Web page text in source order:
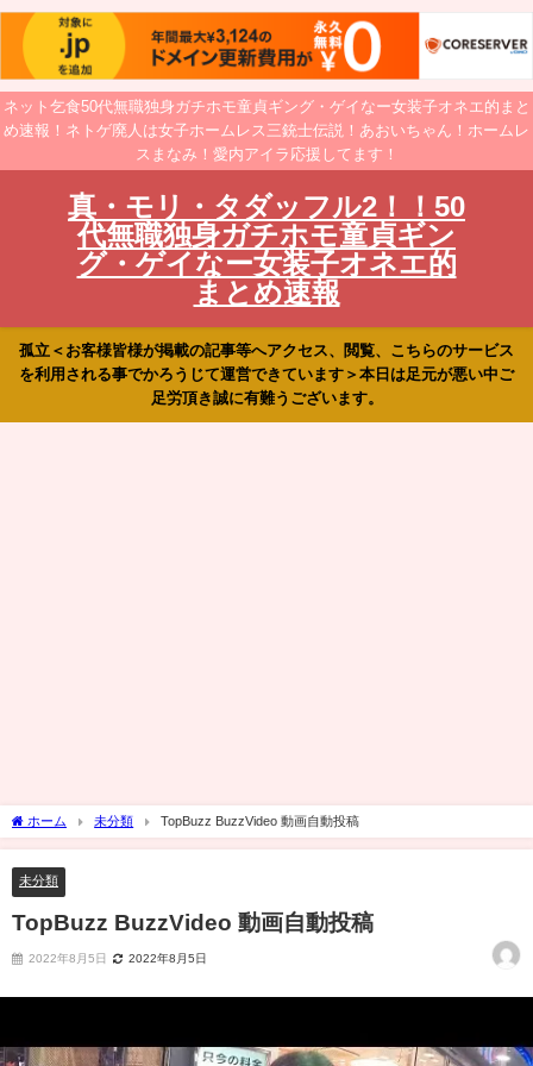
ネット乞食50代無職独身ガチホモ童貞ギング・ゲイなー女装子オネエ的まと
め速報！ネトゲ廃人は女子ホームレス三銃士伝説！あおいちゃん！ホームレ
スまなみ！愛内アイラ応援してます！
真・モリ・タダッフル2！！50
代無職独身ガチホモ童貞ギン
グ・ゲイなー女装子オネエ的
まとめ速報
孤立＜お客様皆様が掲載の記事等へアクセス、閲覧、こちらのサービス
を利用される事でかろうじて運営できています＞本日は足元が悪い中ご
足労頂き誠に有難うございます。
ホーム 未分類 TopBuzz BuzzVideo 動画自動投稿
未分類
TopBuzz BuzzVideo 動画自動投稿
2022年8月5日 2022年8月5日